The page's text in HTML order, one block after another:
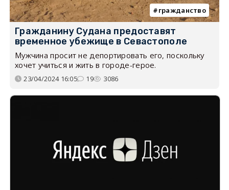
гражданство
Гражданину Судана предоставят
временное убежище в Севастополе
Мужчина просит не депортировать его, поскольку
хочет учиться и жить в городе-герое.
23/04/2024 16:05 19 3086